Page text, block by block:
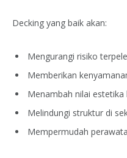
Decking yang baik akan:
Mengurangi risiko
Memberikan
Menambah nilai
Melindungi struktur di
Mempermudah